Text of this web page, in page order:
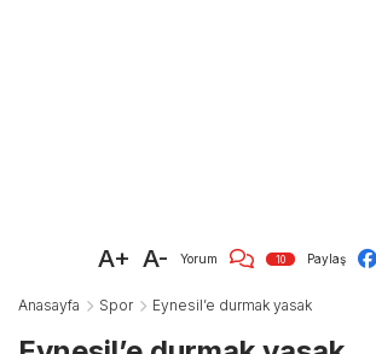
A+ A- Yorum 10 Paylaş
Anasayfa Spor Eynesil’e durmak yasak